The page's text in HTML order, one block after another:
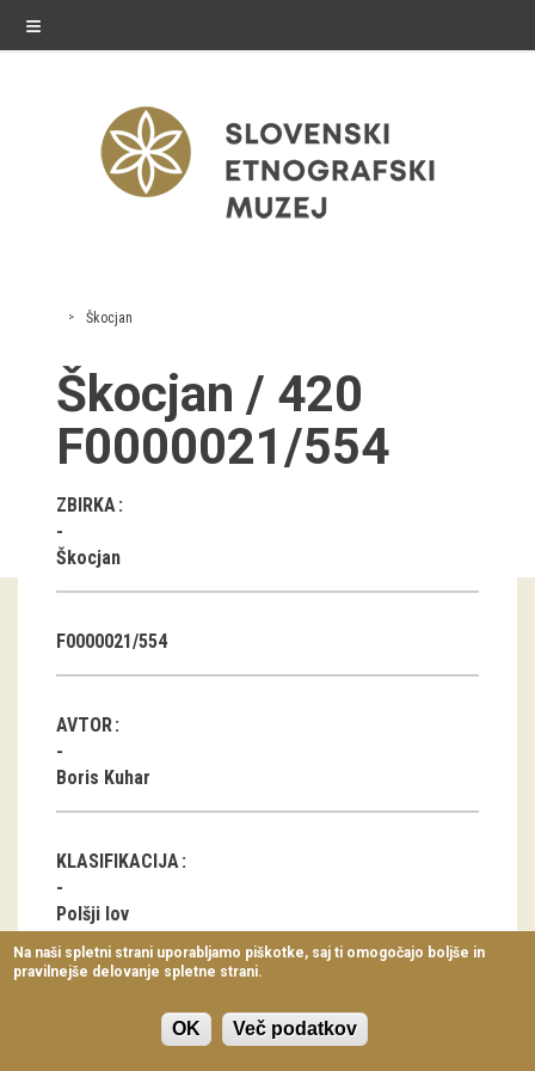
≡
razstave
Stalne razstave
Občasne razstave
Gostovanja
E-razstave
Virtualni sprehodi
Arhiv razstav
dogodki
Prireditve
Predavanja
Delavnice
Vodeni ogledi
Škocjan
Škocjan / 420
F0000021/554
ZBIRKA
Škocjan
F0000021/554
AVTOR
Boris Kuhar
KLASIFIKACIJA
Polšji lov
Male Lipljene
Na naši spletni strani uporabljamo piškotke, saj ti omogočajo boljše in
pravilnejše delovanje spletne strani.
OK Več podatkov